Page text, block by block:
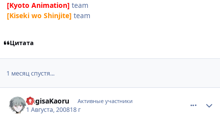
[Kyoto Animation] team
[Kiseki wo Shinjite] team
Цитата
1 месяц спустя...
NagisaKaoru Активные участники
1 Августа, 200818 г